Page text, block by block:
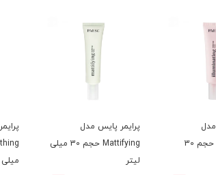
Illuminating حجم 30
پرایمر پایس مدل
Mattifying حجم 30 میلی
لیتر
میلی